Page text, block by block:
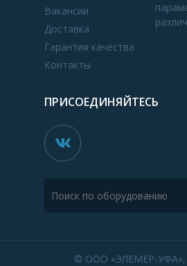
Вакансии
Доставка
Гарантия качества
Контакты
ПРИСОЕДИНЯЙТЕСЬ
© ООО «ЭЛЕМЕР-УФА»,